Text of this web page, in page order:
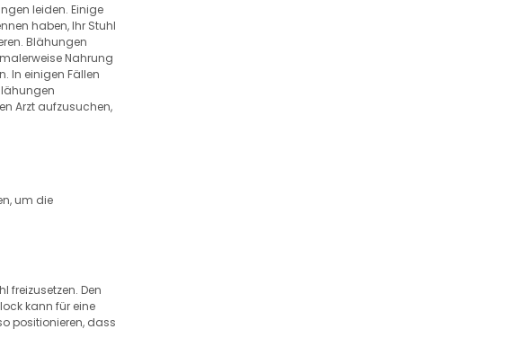
leiden. Einige
haben, Ihr Stuhl
Blähungen
Nahrung
In einigen Fällen
Arzt aufzusuchen,
um die
freizusetzen. Den
kann für eine
positionieren, dass